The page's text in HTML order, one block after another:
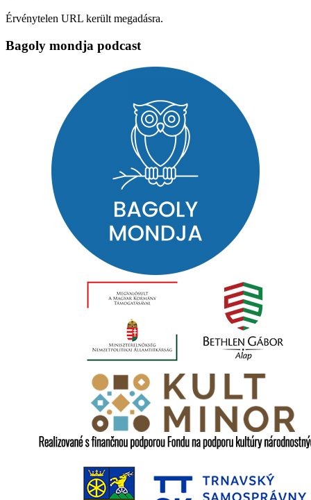
Érvénytelen URL került megadásra.
Bagoly mondja podcast